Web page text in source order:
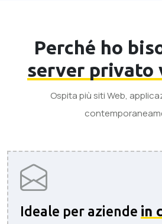
Perché ho
server privato
Ospita più siti Web,
Ideale per aziende in